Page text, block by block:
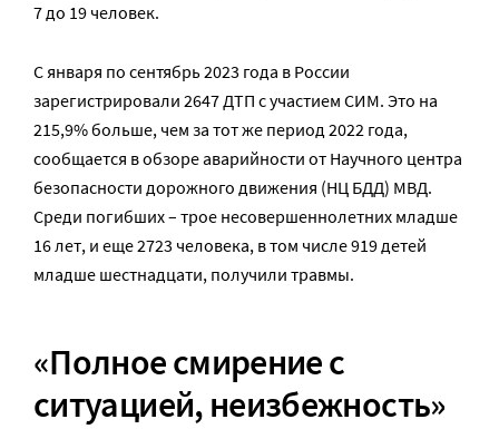
7 до 19 человек.
С января по сентябрь 2023 года в России
зарегистрировали 2647 ДТП с участием СИМ. Это на
215,9% больше, чем за тот же период 2022 года,
сообщается в обзоре аварийности от Научного центра
безопасности дорожного движения (НЦ БДД) МВД.
Среди погибших – трое несовершеннолетних младше
16 лет, и еще 2723 человека, в том числе 919 детей
младше шестнадцати, получили травмы.
«Полное смирение с
ситуацией, неизбежность»